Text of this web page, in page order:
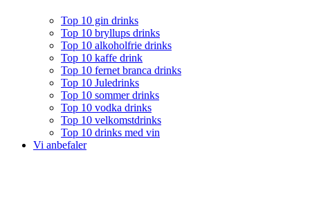
Top 10 gin drinks
Top 10 bryllups drinks
Top 10 alkoholfrie drinks
Top 10 kaffe drink
Top 10 fernet branca drinks
Top 10 Juledrinks
Top 10 sommer drinks
Top 10 vodka drinks
Top 10 velkomstdrinks
Top 10 drinks med vin
Vi anbefaler